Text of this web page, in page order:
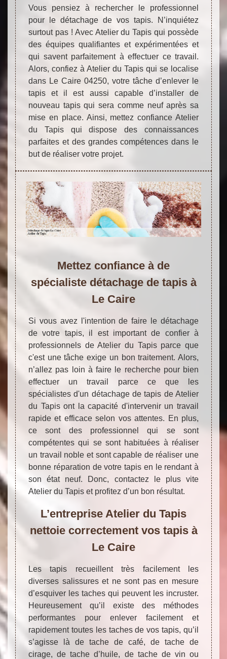
Vous pensiez à rechercher le professionnel
pour le détachage de vos tapis. N’inquiétez
surtout pas ! Avec Atelier du Tapis qui possède
des équipes qualifiantes et expérimentées et
qui savent parfaitement à effectuer ce travail.
Alors, confiez à Atelier du Tapis qui se localise
dans Le Caire 04250, votre tâche d’enlever le
tapis et il est aussi capable d’installer de
nouveau tapis qui sera comme neuf après sa
mise en place. Ainsi, mettez confiance Atelier
du Tapis qui dispose des connaissances
parfaites et des grandes compétences dans le
but de réaliser votre projet.
Mettez confiance à de
spécialiste détachage de tapis à
Le Caire
Si vous avez l'intention de faire le détachage
de votre tapis, il est important de confier à
professionnels de Atelier du Tapis parce que
c'est une tâche exige un bon traitement. Alors,
n’allez pas loin à faire le recherche pour bien
effectuer un travail parce ce que les
spécialistes d'un détachage de tapis de Atelier
du Tapis ont la capacité d'intervenir un travail
rapide et efficace selon vos attentes. En plus,
ce sont des professionnel qui se sont
compétentes qui se sont habituées à réaliser
un travail noble et sont capable de réaliser une
bonne réparation de votre tapis en le rendant à
son état neuf. Donc, contactez le plus vite
Atelier du Tapis et profitez d’un bon résultat.
L’entreprise Atelier du Tapis
nettoie correctement vos tapis à
Le Caire
Les tapis recueillent très facilement les
diverses salissures et ne sont pas en mesure
d’esquiver les taches qui peuvent les incruster.
Heureusement qu’il existe des méthodes
performantes pour enlever facilement et
rapidement toutes les taches de vos tapis, qu’il
s’agisse là de tache de café, de tache de
cirage, de tache d’huile, de tache de vin ou